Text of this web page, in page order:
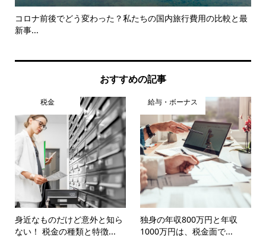
コロナ前後でどう変わった？私たちの国内旅行費用の比較と最
新事...
おすすめの記事
税金
身近なものだけど意外と知ら
ない！ 税金の種類と特徴...
給与・ボーナス
独身の年収800万円と年収
1000万円は、税金面で...